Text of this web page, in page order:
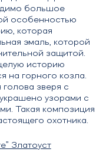
большое
особенностью
которая
эмаль, которой
защитой.
историю
на горного козла.
голова зверя с
узорами с
Такая композиция
охотника.
Златоуст